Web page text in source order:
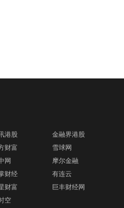
联储穆萨莱姆：未来AI
度不确定性，风险朝着
联储穆萨莱姆：为了追
宽松政策是错误的。
港股
金融界港股
财富
雪球网
网
摩尔金融
财经
有连云
财富
巨丰财经网
空